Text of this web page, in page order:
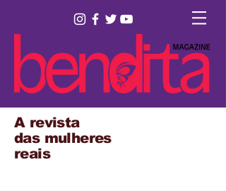
A revista
das mulheres
reais